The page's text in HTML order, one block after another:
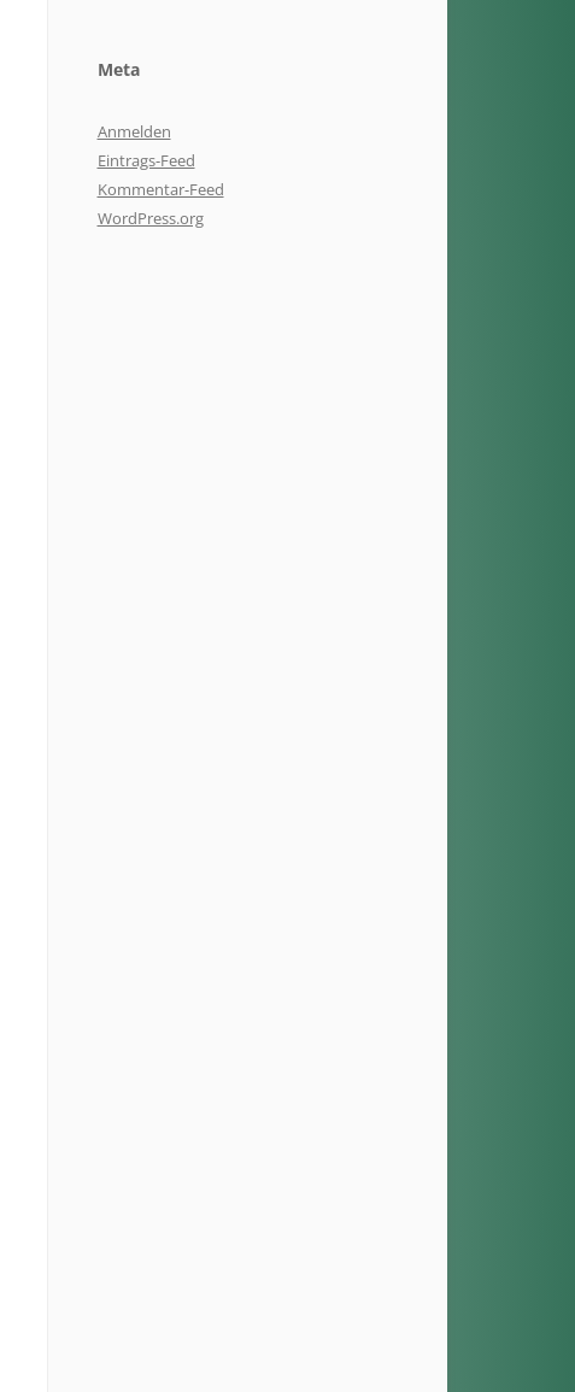
Meta
Anmelden
Eintrags-Feed
Kommentar-Feed
WordPress.org